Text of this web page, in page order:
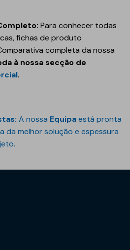
Para conhecer todas
fichas de produto
completa da nossa
à nossa secção de
.
A nossa Equipaestá pronta
da melhor solução e espessura